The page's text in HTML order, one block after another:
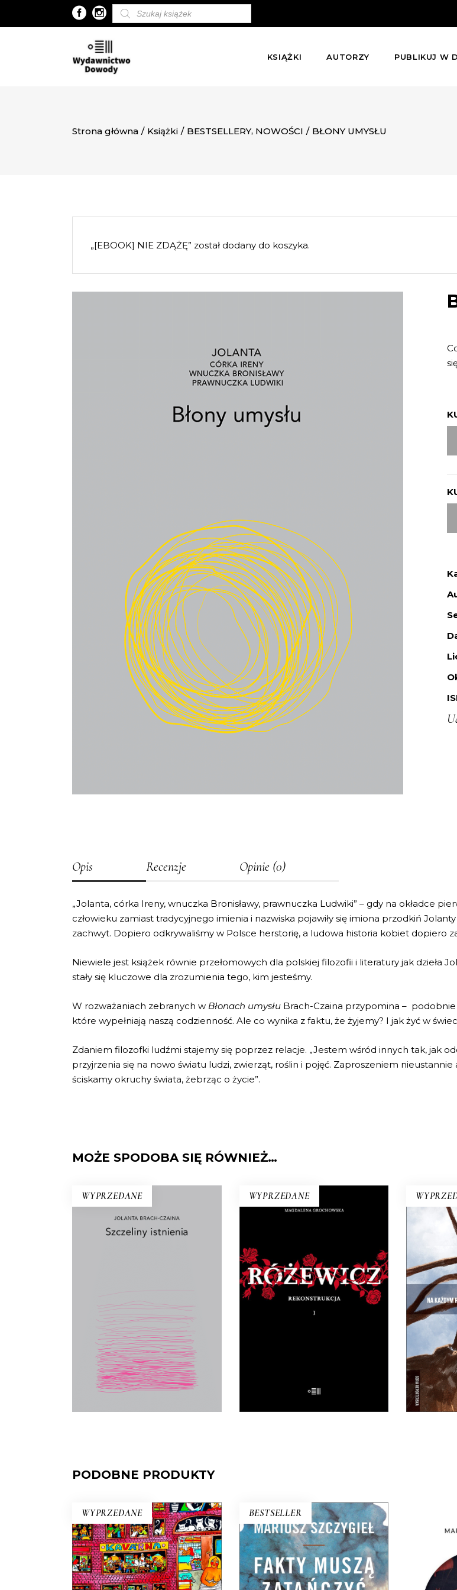
Wyszukiwarka
produktów
KSIĄŻKI AUTORZY PUBLIKUJ W
Strona główna / Książki / BESTSELLERY, NOWOŚCI / BŁONY UMYSŁU
„[EBOOK] NIE ZDĄŻĘ” został dodany do koszyka.
Opis Recenzje Opinie (0)
„Jolanta, córka Ireny, wnuczka Bronisławy, prawnuczka Ludwiki” – gdy na okładce
człowieku zamiast tradycyjnego imienia i nazwiska pojawiły się imiona przodkiń
zachwyt. Dopiero odkrywaliśmy w Polsce herstorię, a ludowa historia kobiet dopiero
Niewiele jest książek równie przełomowych dla polskiej filozofii i literatury jak dzieła
stały się kluczowe dla zrozumienia tego, kim jesteśmy.
W rozważaniach zebranych w Błonach umysłu Brach-Czaina przypomina –
które wypełniają naszą codzienność. Ale co wynika z faktu, że żyjemy? I jak żyć w
Zdaniem filozofki ludźmi stajemy się poprzez relacje. „Jestem wśród innych tak, jak
przyjrzenia się na nowo światu ludzi, zwierząt, roślin i pojęć. Zaproszeniem
ściskamy okruchy świata, żebrząc o życie”.
MOŻE SPODOBA SIĘ RÓWNIEŻ…
WYPRZEDANE
E-BOOK DO
KOSZYKA
SZCZELINY ISTNIENIA
Ścierka, piasek, szczur, talerz,
Brach-Czainy. Wydany po raz
pierwszy w 1992 roku esej był
wielkim wydarzeniem literackim.
Zyskał miano książki kultowej,
„biblii feminizmu”.
35.00zł 17.50zł
WYPRZEDANE
KOSZYKA
REKONSTRUKCJA (tom 1)
Na pytanie: „Kim jesteś?”,
Tadeusz Różewicz odpowiedział
przed laty: „Kto mnie uważnie
NA
inna
PODOBNE PRODUKTY
WYPRZEDANE BESTSELLERFAKTY MUSZĄ
ZATAŃCZYĆ
Dlaczego bez szczegółu nie ma
ogółu? Czym różni się fakt od
faktu podanego czytelnikom?
Nie ma
Nie